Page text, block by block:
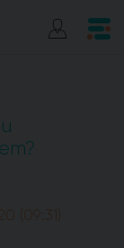
(09:31)